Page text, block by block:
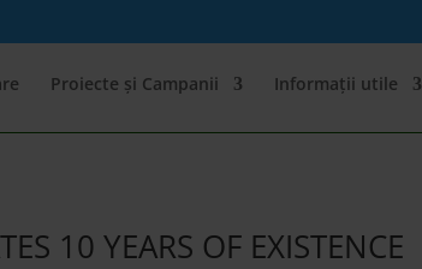
Proiecte și Campanii Informații utile
10 YEARS OF EXISTENCE